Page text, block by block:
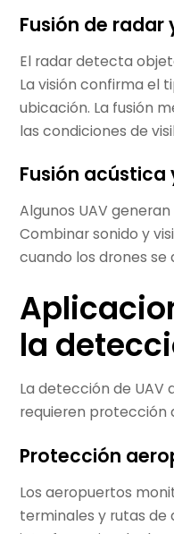
Fusión de radar
El radar detecta
La visión confirma el
ubicación. La fusión
las condiciones de
Fusión acústica
Algunos UAV
Combinar sonido y
cuando los drones
la
La detección de UAV
requieren protección
Protección
Los aeropuertos
terminales y rutas